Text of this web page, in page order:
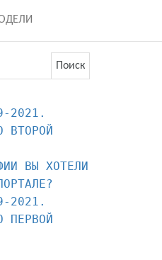
2021.
ВТОРОЙ
ВЫ ХОТЕЛИ
2021.
ПЕРВОЙ